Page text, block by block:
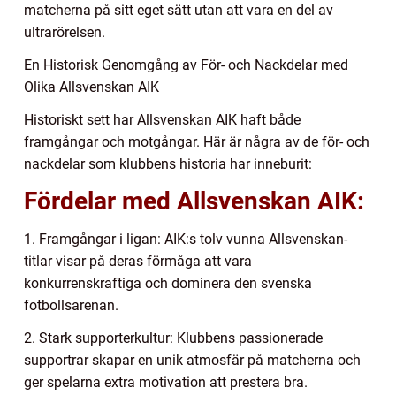
matcherna på sitt eget sätt utan att vara en del av
ultrarörelsen.
En Historisk Genomgång av För- och Nackdelar med
Olika Allsvenskan AIK
Historiskt sett har Allsvenskan AIK haft både
framgångar och motgångar. Här är några av de för- och
nackdelar som klubbens historia har inneburit:
Fördelar med Allsvenskan AIK:
1. Framgångar i ligan: AIK:s tolv vunna Allsvenskan-
titlar visar på deras förmåga att vara
konkurrenskraftiga och dominera den svenska
fotbollsarenan.
2. Stark supporterkultur: Klubbens passionerade
supportrar skapar en unik atmosfär på matcherna och
ger spelarna extra motivation att prestera bra.